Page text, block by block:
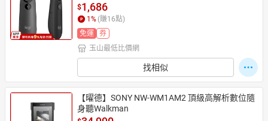
$1,686
1 % (賺16點)
免運
券
玉山最低比價網
找相似
【曜德】SONY NW-WM1AM2 頂級高解析數位隨
身聽Walkman